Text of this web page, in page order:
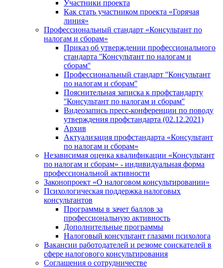
Участники проекта
Как стать участником проекта «Горячая
линия»
Профессиональный стандарт «Консультант по
налогам и сборам»
Приказ об утверждении профессионального
стандарта ''Консультант по налогам и
сборам''
Профессиональный стандарт ''Консультант
по налогам и сборам''
Пояснительная записка к профстандарту
''Консультант по налогам и сборам''
Видеозапись пресс-конференции по поводу
утверждения профстандарта (02.12.2021)
Архив
Актуализация профстандарта «Консультант
по налогам и сборам»
Независимая оценка квалификации «Консультант
по налогам и сборам» - индивидуальная форма
профессиональной активности
Законопроект «О налоговом консультировании»
Психологическая поддержка налоговых
консультантов
Программы в зачет баллов за
профессиональную активность
Дополнительные программы
Налоговый консультант глазами психолога
Вакансии работодателей и резюме соискателей в
сфере налогового консультирования
Соглашения о сотрудничестве